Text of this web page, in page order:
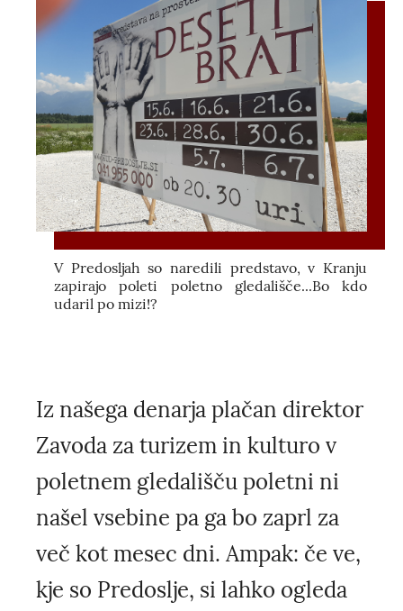
V Predosljah so naredili predstavo, v Kranju
zapirajo poleti poletno gledališče...Bo kdo
udaril po mizi!?
Iz našega denarja plačan direktor
Zavoda za turizem in kulturo v
poletnem gledališču poletni ni
našel vsebine pa ga bo zaprl za
več kot mesec dni. Ampak: če ve,
kje so Predoslje, si lahko ogleda